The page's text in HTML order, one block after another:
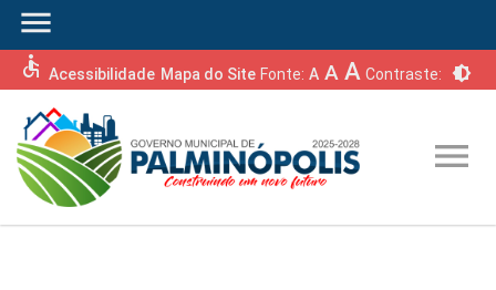
menu
accessible Acessibilidade Mapa do Site Fonte: A A A Contraste: brightness_6
menu